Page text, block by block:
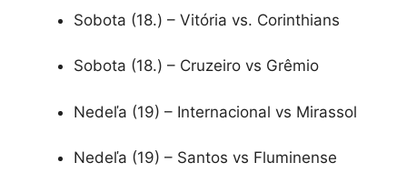
Sobota (18.) – Vitória vs. Corinthians
Sobota (18.) – Cruzeiro vs Grêmio
Nedeľa (19) – Internacional vs Mirassol
Nedeľa (19) – Santos vs Fluminense